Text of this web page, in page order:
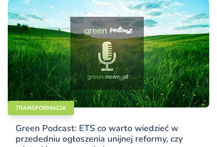
TRANSFORMACJA
Green Podcast: ETS co warto wiedzieć w
przededniu ogłoszenia unijnej reformy, czy